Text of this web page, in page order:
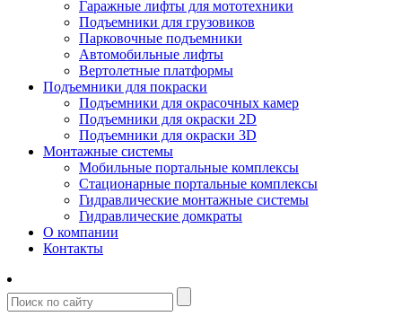
Гаражные лифты для мототехники
Подъемники для грузовиков
Парковочные подъемники
Aвтомобильные лифты
Вертолетные платформы
Подъемники для покраски
Подъемники для окрасочных камер
Подъемники для окраски 2D
Подъемники для окраски 3D
Монтажные системы
Мобильные портальные комплексы
Стационарные портальные комплексы
Гидравлические монтажные системы
Гидравлические домкраты
О компании
Контакты